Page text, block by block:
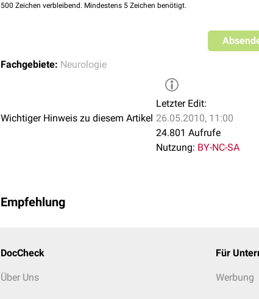
500 Zeichen verbleibend. Mindestens 5 Zeichen benötigt.
Fachgebiete: Neurologie
Wichtiger Hinweis zu diesem Artikel
Letzter Edit:
26.05.2010, 11:00
24.801 Aufrufe
Nutzung: BY-NC-SA
Empfehlung
DocCheck
Über Uns
Für
Werbung